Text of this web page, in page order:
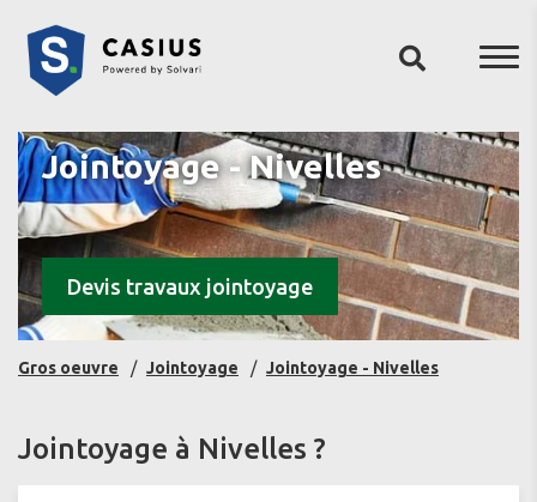
Jointoyage - Nivelles
Devis travaux jointoyage
Gros oeuvre Jointoyage Jointoyage - Nivelles
Jointoyage à Nivelles ?